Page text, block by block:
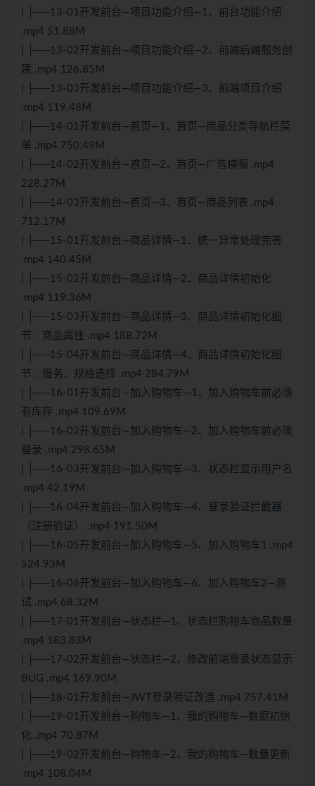
| ├──13-01开发前台—项目功能介绍—1、前台功能介绍
.mp4 51.88M
| ├──13-02开发前台—项目功能介绍—2、前端后端服务创
建 .mp4 126.85M
| ├──13-03开发前台—项目功能介绍—3、前端项目介绍
.mp4 119.48M
| ├──14-01开发前台—首页—1、首页—商品分类导航栏菜
单 .mp4 750.49M
| ├──14-02开发前台—首页—2、首页—广告横幅 .mp4
228.27M
| ├──14-03开发前台—首页—3、首页—商品列表 .mp4
712.17M
| ├──15-01开发前台—商品详情—1、统一异常处理完善
.mp4 140.45M
| ├──15-02开发前台—商品详情—2、商品详情初始化
.mp4 119.36M
| ├──15-03开发前台—商品详情—3、商品详情初始化细
节：商品属性 .mp4 188.72M
| ├──15-04开发前台—商品详情—4、商品详情初始化细
节：服务、规格选择 .mp4 284.79M
| ├──16-01开发前台—加入购物车—1、加入购物车前必须
有库存 .mp4 109.69M
| ├──16-02开发前台—加入购物车—2、加入购物车前必须
登录 .mp4 298.65M
| ├──16-03开发前台—加入购物车—3、状态栏显示用户名
.mp4 42.19M
| ├──16-04开发前台—加入购物车—4、登录验证拦截器
（注册验证） .mp4 191.50M
| ├──16-05开发前台—加入购物车—5、加入购物车1 .mp4
524.93M
| ├──16-06开发前台—加入购物车—6、加入购物车2—测
试 .mp4 68.32M
| ├──17-01开发前台—状态栏—1、状态栏购物车商品数量
.mp4 183.83M
| ├──17-02开发前台—状态栏—2、修改前端登录状态显示
BUG .mp4 169.90M
| ├──18-01开发前台—JWT登录验证改造 .mp4 757.41M
| ├──19-01开发前台—购物车—1、我的购物车—数据初始
化 .mp4 70.87M
| ├──19-02开发前台—购物车—2、我的购物车—数量更新
.mp4 108.04M